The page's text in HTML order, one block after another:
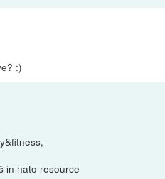
:)
in nato resource